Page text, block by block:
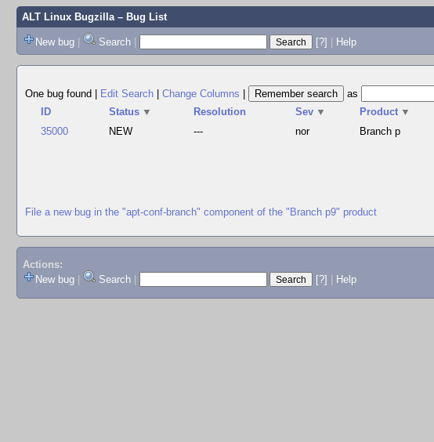
ALT Linux Bugzilla– Bug List
New bug | Search | [?] | Help
One bug found
Edit Search Change Columns
as
ID
Status ▼ Resolution Sev ▼ Product ▼
35000
NEW --- nor Branch p
File a new bug in the "apt-conf-branch" component of the "Branch p9" product
Actions:
New bug
Search [?] Help